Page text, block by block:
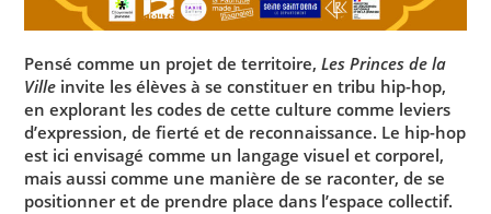
Pensé comme un projet de territoire,Les Princes de la
Ville invite les élèves à se constituer entribu hip-hop,
en explorant les codes de cette culture comme leviers
d’expression, de fierté et de reconnaissance. Le hip-hop
est ici envisagé comme un langage visuel et corporel,
mais aussi comme une manière de se raconter, de se
positionner et de prendre place dans l’espace collectif.